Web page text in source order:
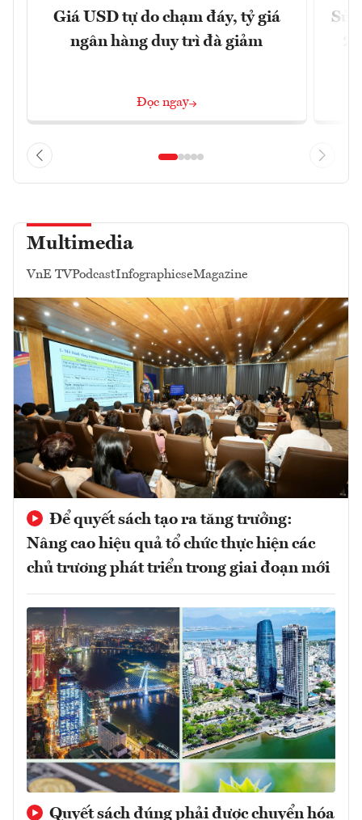
Giá USD tự do chạm đáy, tỷ giá
ngân hàng duy trì đà giảm
Đọc ngay
Multimedia
VnE TVPodcastInfographicseMagazine
Để quyết sách tạo ra tăng trưởng:
Nâng cao hiệu quả tổ chức thực hiện các
chủ trương phát triển trong giai đoạn mới
Quyết sách đúng phải được chuyển hóa